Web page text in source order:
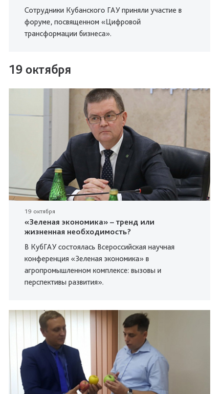
Сотрудники Кубанского ГАУ приняли участие в
форуме, посвященном «Цифровой
трансформации бизнеса».
19 октября
19 октября
«Зеленая экономика» – тренд или
жизненная необходимость?
В КубГАУ состоялась Всероссийская научная
конференция «Зеленая экономика» в
агропромышленном комплексе: вызовы и
перспективы развития».